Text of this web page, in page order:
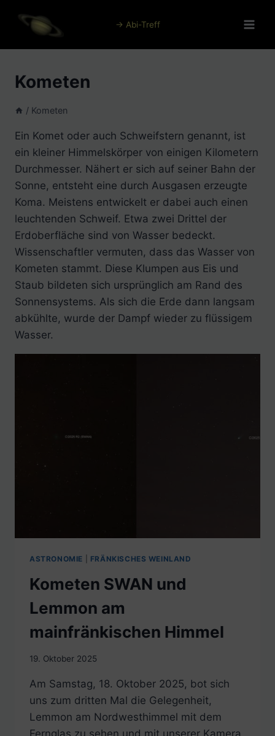
Inhalt
→ Abi-Treff
Kometen
/ Kometen
Ein Komet oder auch Schweifstern genannt, ist
ein kleiner Himmelskörper von einigen Kilometern
Durchmesser. Nähert er sich auf seiner Bahn der
Sonne, entsteht eine durch Ausgasen erzeugte
Koma. Meistens entwickelt er dabei auch einen
leuchtenden Schweif. Etwa zwei Drittel der
Erdoberfläche sind von Wasser bedeckt.
Wissenschaftler vermuten, dass das Wasser von
Kometen stammt. Diese Klumpen aus Eis und
Staub bildeten sich ursprünglich am Rand des
Sonnensystems. Als sich die Erde dann langsam
abkühlte, wurde der Dampf wieder zu flüssigem
Wasser.
ASTRONOMIE FRÄNKISCHES WEINLAND
Kometen SWAN und
Lemmon am
mainfränkischen Himmel
19. Oktober 2025
Am Samstag, 18. Oktober 2025, bot sich
uns zum dritten Mal die Gelegenheit,
Lemmon am Nordwesthimmel mit dem
Fernglas zu sehen und mit unserer Kamera